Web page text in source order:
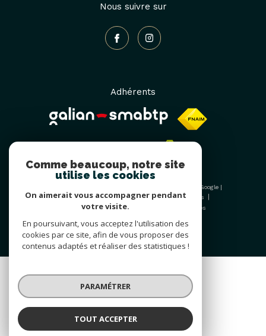
Nous suivre sur
Adhérents
© 2026 | Tous droits réservés | Traduction powered by Google |
Nos honoraires
Plan du site
Mentions légales
Admin
Nos liens Cookies
Comme beaucoup, notre site
utilise les cookies
On aimerait vous accompagner pendant
votre visite.
En poursuivant, vous acceptez l'utilisation des
cookies par ce site, afin de vous proposer des
contenus adaptés et réaliser des statistiques !
PARAMÉTRER
TOUT ACCEPTER